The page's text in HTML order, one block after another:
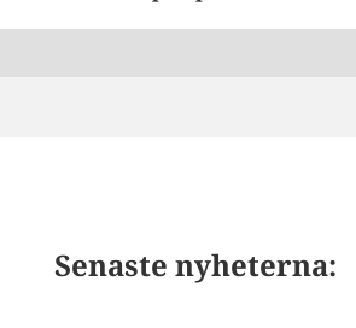
Senaste nyheterna: